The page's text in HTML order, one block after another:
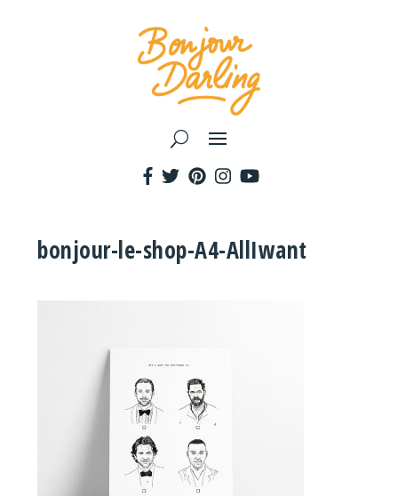
bonjour-le-shop-A4-AllIwant